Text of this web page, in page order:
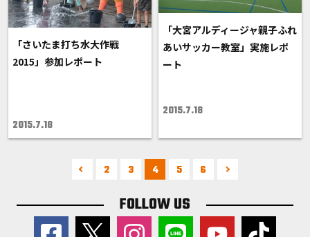
「さいたま打ち水大作戦
2015」参加レポート
2015.7.18
「大宮アルディージャ親子ふれ
あいサッカー教室」実施レポ
ート
2015.7.18
2 3 4 5 6
FOLLOW US